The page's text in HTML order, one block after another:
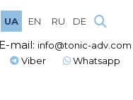
UA EN RU DE
E-mail: info@tonic-adv.com
Viber
Whatsapp